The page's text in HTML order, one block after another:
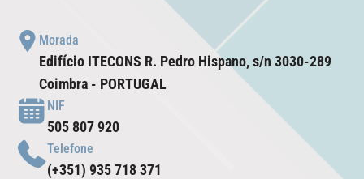
Morada
Edifício ITECONS R. Pedro Hispano, s/n 3030-289
Coimbra - PORTUGAL
NIF
505 807 920
Telefone
(+351) 935 718 371